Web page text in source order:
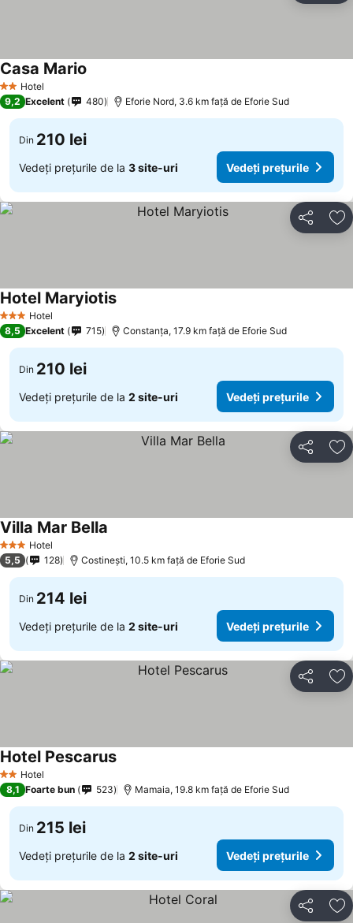
2 SteleHotel
Casa Mario
9,2 Excelent 480 Eforie Nord, 3.6 km faţă de Eforie Sud
Din 210 lei
Vedeți prețurile de la 3 site-uri Vedeți prețurile
Distribuiți
3 SteleHotel
Hotel Maryiotis
8,5 Excelent 715 Constanța, 17.9 km faţă de Eforie Sud
Din 210 lei
Vedeți prețurile de la 2 site-uri Vedeți prețurile
Distribuiți
3 SteleHotel
Villa Mar Bella
5,5 128 Costinești, 10.5 km faţă de Eforie Sud
Din 214 lei
Vedeți prețurile de la 2 site-uri Vedeți prețurile
Distribuiți
2 SteleHotel
Hotel Pescarus
8,1 Foarte bun 523 Mamaia, 19.8 km faţă de Eforie Sud
Din 215 lei
Vedeți prețurile de la 2 site-uri Vedeți prețurile
Distribuiți